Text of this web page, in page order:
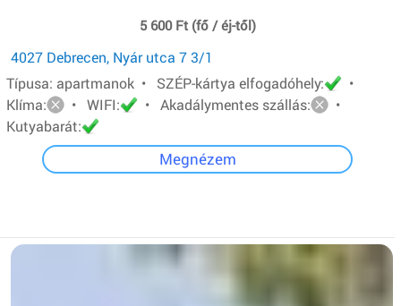
5 600 Ft (fő / éj-től)
4027 Debrecen, Nyár utca 7 3/1
Típusa: apartmanok • SZÉP-kártya elfogadóhely:
•
Klíma:
• WIFI: • Akadálymentes szállás:
•
Kutyabarát:
Megnézem